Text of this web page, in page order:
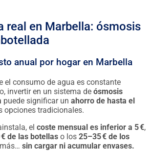
real en Marbella: ósmosis
anual por hogar en Marbella
el consumo de agua es constante
invertir en un sistema de ósmosis
puede significar un ahorro de hasta el
opciones tradicionales.
el coste mensual es inferior a 5 €,
de las botellas o los 25–35 € de los
sin cargar ni acumular envases.